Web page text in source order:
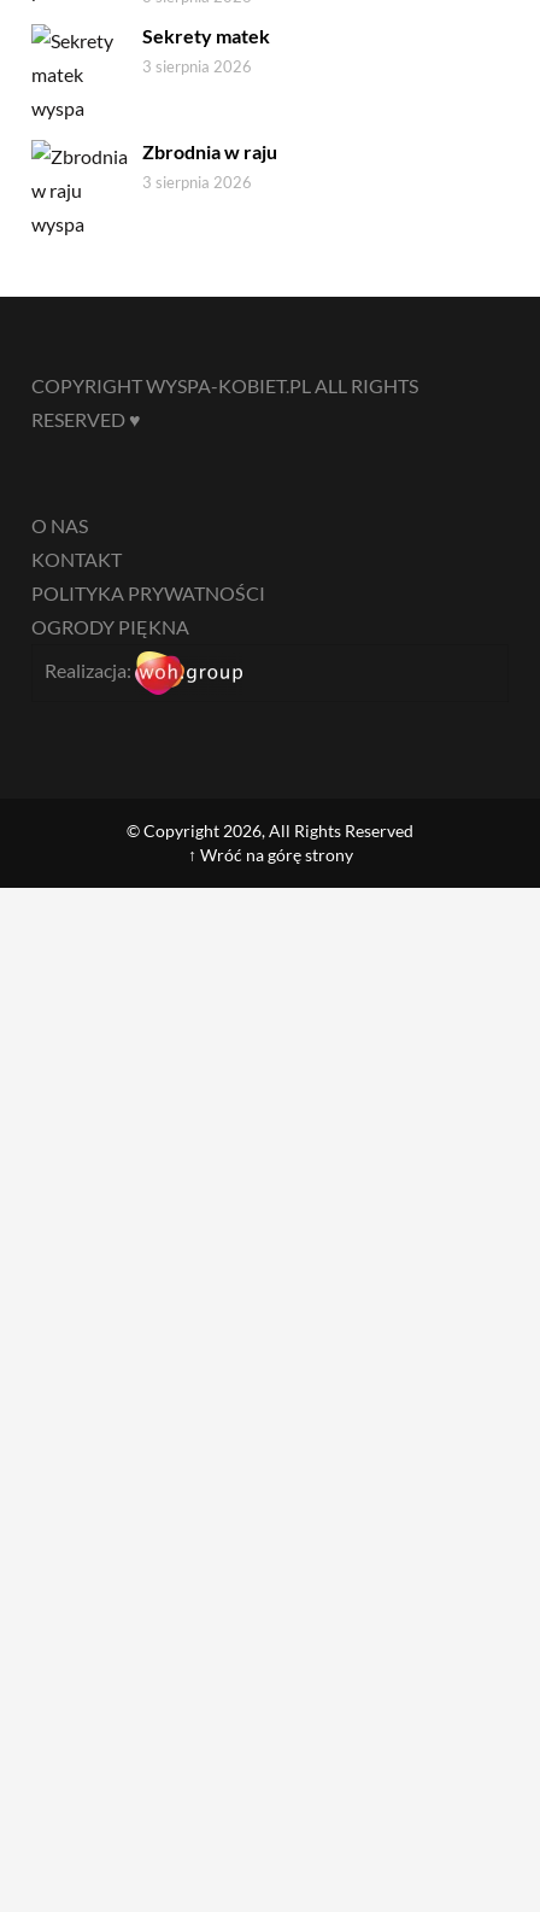
Sekrety matek
3 sierpnia 2026
Zbrodnia w raju
3 sierpnia 2026
COPYRIGHT WYSPA-KOBIET.PL ALL RIGHTS
RESERVED ♥
O NAS
KONTAKT
POLITYKA PRYWATNOŚCI
OGRODY PIĘKNA
Realizacja:
© Copyright 2026, All Rights Reserved
↑ Wróć na górę strony